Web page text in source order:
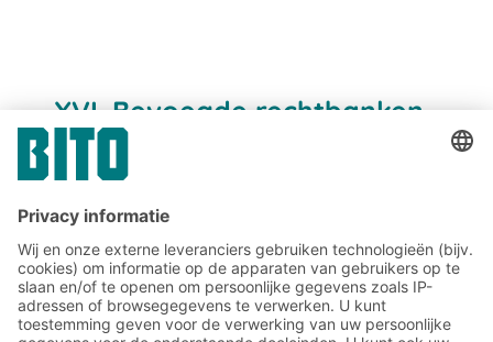
XVI. Bevoegde rechtbanken
Meld u nu aan voor de BITO-
nieuwsbrief: